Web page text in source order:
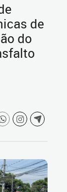
de
do